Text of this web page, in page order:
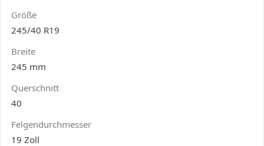
Größe
245/40 R19
Breite
245 mm
Querschnitt
40
Felgendurchmesser
19 Zoll